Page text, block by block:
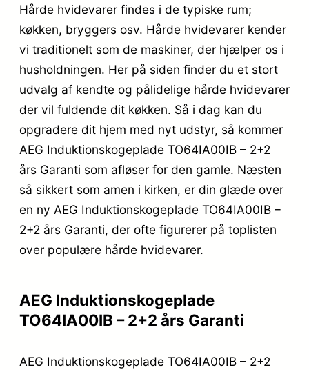
Hårde hvidevarer findes i de typiske rum;
køkken, bryggers osv. Hårde hvidevarer kender
vi traditionelt som de maskiner, der hjælper os i
husholdningen. Her på siden finder du et stort
udvalg af kendte og pålidelige hårde hvidevarer
der vil fuldende dit køkken. Så i dag kan du
opgradere dit hjem med nyt udstyr, så kommer
AEG Induktionskogeplade TO64IA00IB – 2+2
års Garanti som afløser for den gamle. Næsten
så sikkert som amen i kirken, er din glæde over
en ny AEG Induktionskogeplade TO64IA00IB –
2+2 års Garanti, der ofte figurerer på toplisten
over populære hårde hvidevarer.
AEG Induktionskogeplade
TO64IA00IB – 2+2 års Garanti
AEG Induktionskogeplade TO64IA00IB – 2+2